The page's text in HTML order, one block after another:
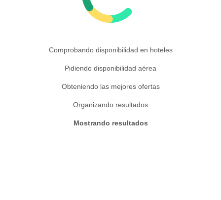
Comprobando disponibilidad en hoteles
Pidiendo disponibilidad aérea
Obteniendo las mejores ofertas
Organizando resultados
Mostrando resultados